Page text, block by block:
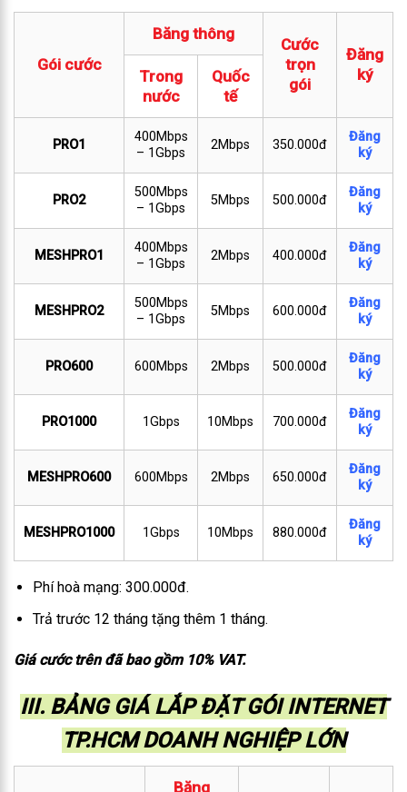
Gói cước
Băng thông
Cước
trọn
gói
Đăng
ký
Trong
nước
Quốc
tế
PRO1
400Mbps
– 1Gbps
2Mbps 350.000đ
Đăng
ký
PRO2
500Mbps
– 1Gbps
5Mbps 500.000đ
Đăng
ký
MESHPRO1
400Mbps
– 1Gbps
2Mbps 400.000đ
Đăng
ký
MESHPRO2
500Mbps
– 1Gbps
5Mbps 600.000đ
Đăng
ký
PRO600 600Mbps 2Mbps 500.000đ
Đăng
ký
PRO1000 1Gbps 10Mbps 700.000đ
Đăng
ký
MESHPRO600 600Mbps 2Mbps 650.000đ
Đăng
ký
MESHPRO1000 1Gbps 10Mbps 880.000đ
Đăng
ký
Phí hoà mạng: 300.000đ.
Trả trước 12 tháng tặng thêm 1 tháng.
Giá cước trên đã bao gồm 10% VAT.
III. BẢNG GIÁ LẮP ĐẶT GÓI INTERNET
TP.HCM DOANH NGHIỆP LỚN
Băng